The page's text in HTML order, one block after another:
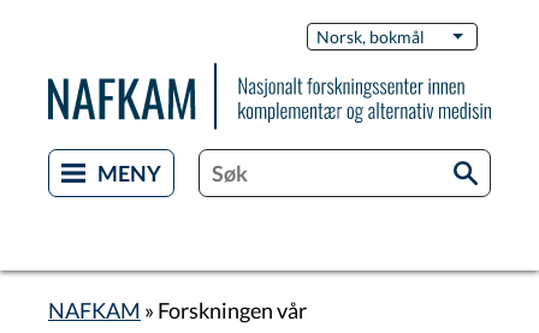
hovedinnhold
Norsk, bokmål List flere
NAFKAM Forskningen vår